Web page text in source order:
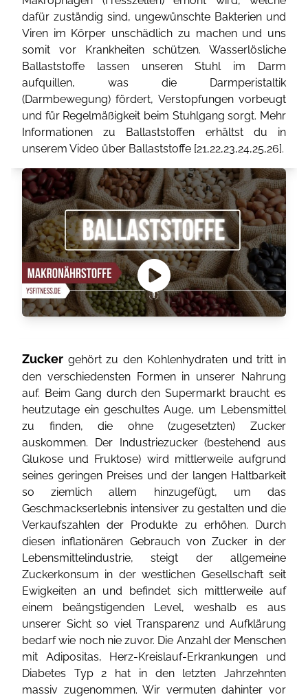
dafür zuständig sind, ungewünschte Bakterien und
Viren im Körper unschädlich zu machen und uns
somit vor Krankheiten schützen. Wasserlösliche
Ballaststoffe lassen unseren Stuhl im Darm
aufquillen, was die Darmperistaltik
(Darmbewegung) fördert, Verstopfungen vorbeugt
und für Regelmäßigkeit beim Stuhlgang sorgt. Mehr
Informationen zu Ballaststoffen erhältst du in
unserem Video über Ballaststoffe [21,22,23,24,25,26].
Zucker gehört zu den Kohlenhydraten und tritt in
den verschiedensten Formen in unserer Nahrung
auf. Beim Gang durch den Supermarkt braucht es
heutzutage ein geschultes Auge, um Lebensmittel
zu finden, die ohne (zugesetzten) Zucker
auskommen. Der Industriezucker (bestehend aus
Glukose und Fruktose) wird mittlerweile aufgrund
seines geringen Preises und der langen Haltbarkeit
so ziemlich allem hinzugefügt, um das
Geschmackserlebnis intensiver zu gestalten und die
Verkaufszahlen der Produkte zu erhöhen. Durch
diesen inflationären Gebrauch von Zucker in der
Lebensmittelindustrie, steigt der allgemeine
Zuckerkonsum in der westlichen Gesellschaft seit
Ewigkeiten an und befindet sich mittlerweile auf
einem beängstigenden Level, weshalb es aus
unserer Sicht so viel Transparenz und Aufklärung
bedarf wie noch nie zuvor. Die Anzahl der Menschen
mit Adipositas, Herz-Kreislauf-Erkrankungen und
Diabetes Typ 2 hat in den letzten Jahrzehnten
massiv zugenommen. Wir vermuten dahinter vor